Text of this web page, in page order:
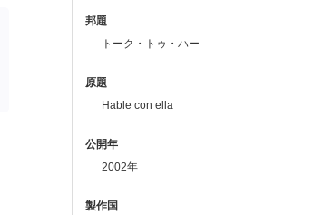
邦題
トーク・トゥ・ハー
原題
Hable con ella
公開年
2002年
製作国